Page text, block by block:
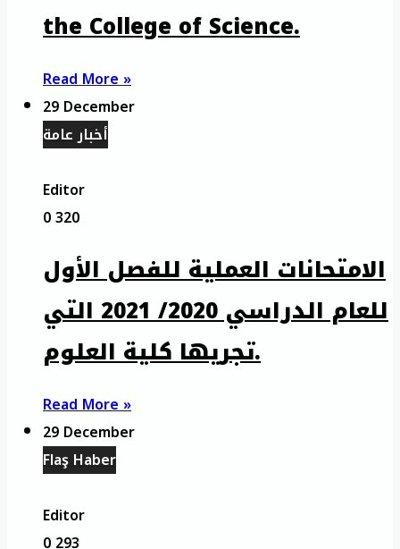
the College of Science.
Read More »
29 December
أخبار عامة
Editor
0320
الامتحانات العملية للفصل الأول
للعام الدراسي 2020/ 2021 التي
تجريها كلية العلوم.
Read More »
29 December
Flaş Haber
Editor
0293